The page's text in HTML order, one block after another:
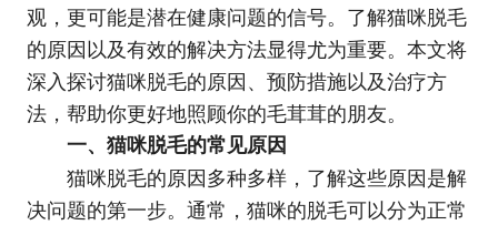
观，更可能是潜在健康问题的信号。了解猫咪脱毛
的原因以及有效的解决方法显得尤为重要。本文将
深入探讨猫咪脱毛的原因、预防措施以及治疗方
法，帮助你更好地照顾你的毛茸茸的朋友。
一、猫咪脱毛的常见原因
猫咪脱毛的原因多种多样，了解这些原因是解
决问题的第一步。通常，猫咪的脱毛可以分为正常